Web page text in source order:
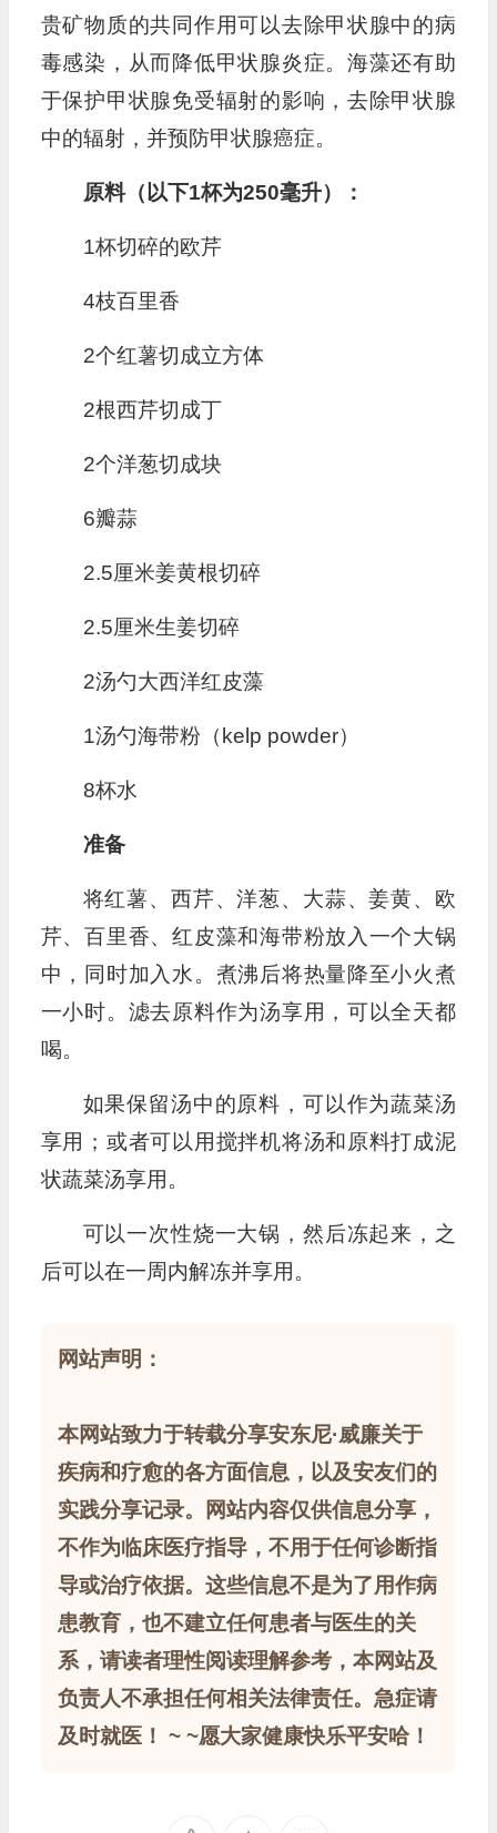
贵矿物质的共同作用可以去除甲状腺中的病
毒感染，从而降低甲状腺炎症。海藻还有助
于保护甲状腺免受辐射的影响，去除甲状腺
中的辐射，并预防甲状腺癌症。
原料（以下1杯为250毫升）：
1杯切碎的欧芹
4枝百里香
2个红薯切成立方体
2根西芹切成丁
2个洋葱切成块
6瓣蒜
2.5厘米姜黄根切碎
2.5厘米生姜切碎
2汤勺大西洋红皮藻
1汤勺海带粉（kelp powder）
8杯水
准备
将红薯、西芹、洋葱、大蒜、姜黄、欧
芹、百里香、红皮藻和海带粉放入一个大锅
中，同时加入水。煮沸后将热量降至小火煮
一小时。滤去原料作为汤享用，可以全天都
喝。
如果保留汤中的原料，可以作为蔬菜汤
享用；或者可以用搅拌机将汤和原料打成泥
状蔬菜汤享用。
可以一次性烧一大锅，然后冻起来，之
后可以在一周内解冻并享用。
网站声明：
本网站致力于转载分享安东尼·威廉关于
疾病和疗愈的各方面信息，以及安友们的
实践分享记录。网站内容仅供信息分享，
不作为临床医疗指导，不用于任何诊断指
导或治疗依据。这些信息不是为了用作病
患教育，也不建立任何患者与医生的关
系，请读者理性阅读理解参考，本网站及
负责人不承担任何相关法律责任。急症请
及时就医！ ~ ~愿大家健康快乐平安哈！